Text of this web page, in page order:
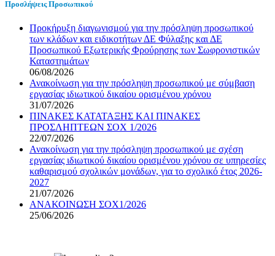
Προσλήψεις Προσωπικού
Προκήρυξη διαγωνισμού για την πρόσληψη προσωπικού
των κλάδων και ειδικοτήτων ΔΕ Φύλαξης και ΔΕ
Προσωπικού Εξωτερικής Φρούρησης των Σωφρονιστικών
Καταστημάτων
06/08/2026
Ανακοίνωση για την πρόσληψη προσωπικού με σύμβαση
εργασίας ιδιωτικού δικαίου ορισμένου χρόνου
31/07/2026
ΠΙΝΑΚΕΣ ΚΑΤΑΤΑΞΗΣ ΚΑΙ ΠΙΝΑΚΕΣ
ΠΡΟΣΛΗΠΤΕΩΝ ΣΟΧ 1/2026
22/07/2026
Ανακοίνωση για την πρόσληψη προσωπικού με σχέση
εργασίας ιδιωτικού δικαίου ορισμένου χρόνου σε υπηρεσίες
καθαρισμού σχολικών μονάδων, για το σχολικό έτος 2026-
2027
21/07/2026
ΑΝΑΚΟΙΝΩΣΗ ΣΟΧ1/2026
25/06/2026